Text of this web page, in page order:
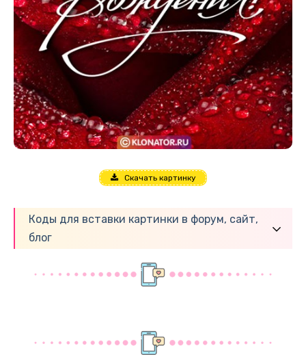
Скачать картинку
Коды для вставки картинки в форум, сайт,
блог